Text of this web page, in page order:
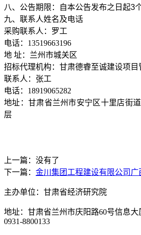
八、 公告期限：自本公告发布之日起3
九、 联系人姓名及电话
采购联系人：罗工
电话： 13519663196
地 址：兰州市城关区
招标代理机构 ：甘肃德睿至诚建设项目
联系人： 张工
电话： 18919065282
地址：甘肃省兰州市安宁区十里店街
层
上一篇：没有了
下一篇： 金川集团工程建设有限公司广
主办单位：甘肃省经济研究院
地址：甘肃省兰州市庆阳路60号信息大
0931-8800133